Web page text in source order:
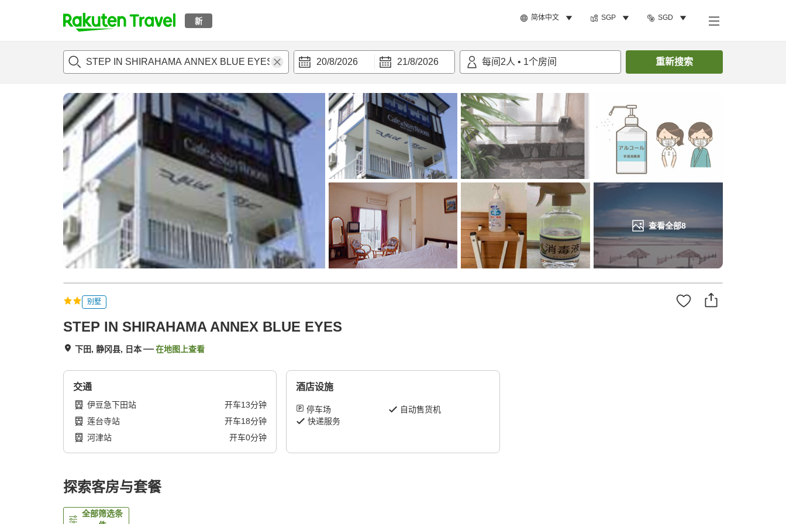
新 简体中文 SGP SGD
t
p
a
g
e
_
s
e
a
h
20/8/2026 21/8/2026 每间 2人 • 1个房间 重新搜索
查看全部8
概况 客房及住宿套餐评论 设施 搜索客房
别墅
STEP IN SHIRAHAMA ANNEX BLUE EYES
下田, 静冈县, 日本 在地图上查看
交通
伊豆急下田站 开车13分钟
莲台寺站
开车18分钟
河津站
开车0分钟
酒店设施
停车场
自动售货机
快递服务
探索客房与套餐
全部筛选条